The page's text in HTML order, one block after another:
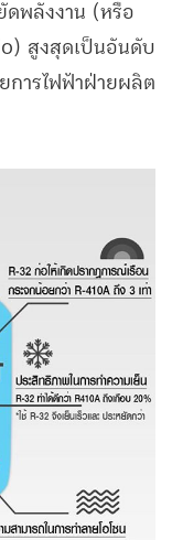
ดพลังงาน (หรือ
สูงสุดเป็นอันดับ
การไฟฟ้าฝ่ายผลิต